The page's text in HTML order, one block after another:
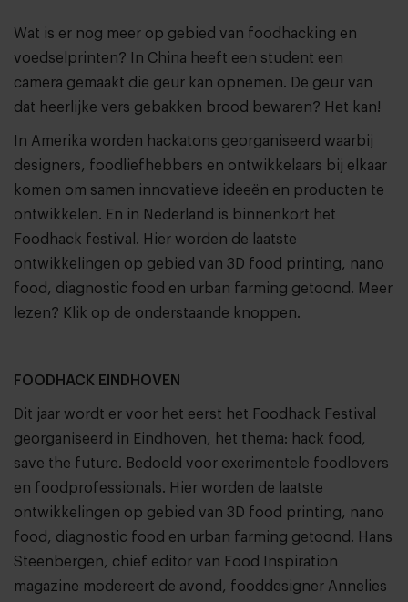
Wat is er nog meer op gebied van foodhacking en
voedselprinten? In China heeft een student een
camera gemaakt die geur kan opnemen. De geur van
dat heerlijke vers gebakken brood bewaren? Het kan!
In Amerika worden hackatons georganiseerd waarbij
designers, foodliefhebbers en ontwikkelaars bij elkaar
komen om samen innovatieve ideeën en producten te
ontwikkelen. En in Nederland is binnenkort het
Foodhack festival. Hier worden de laatste
ontwikkelingen op gebied van 3D food printing, nano
food, diagnostic food en urban farming getoond. Meer
lezen? Klik op de onderstaande knoppen.
FOODHACK EINDHOVEN
Dit jaar wordt er voor het eerst het Foodhack Festival
georganiseerd in Eindhoven, het thema: hack food,
save the future. Bedoeld voor exerimentele foodlovers
en foodprofessionals. Hier worden de laatste
ontwikkelingen op gebied van 3D food printing, nano
food, diagnostic food en urban farming getoond. Hans
Steenbergen, chief editor van Food Inspiration
magazine modereert de avond, fooddesigner Annelies